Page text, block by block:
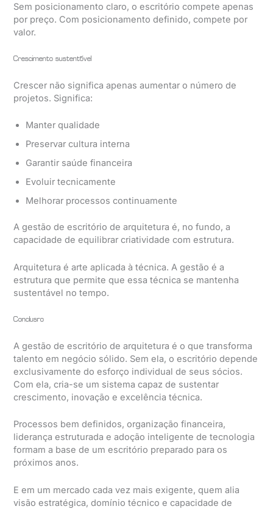
Sem posicionamento claro, o escritório compete apenas
por preço. Com posicionamento definido, compete por
valor.
Crescimento sustentável
Crescer não significa apenas aumentar o número de
projetos. Significa:
Manter qualidade
Preservar cultura interna
Garantir saúde financeira
Evoluir tecnicamente
Melhorar processos continuamente
A gestão de escritório de arquitetura é, no fundo, a
capacidade de equilibrar criatividade com estrutura.
Arquitetura é arte aplicada à técnica. A gestão é a
estrutura que permite que essa técnica se mantenha
sustentável no tempo.
Conclusão
A gestão de escritório de arquitetura é o que transforma
talento em negócio sólido. Sem ela, o escritório depende
exclusivamente do esforço individual de seus sócios.
Com ela, cria-se um sistema capaz de sustentar
crescimento, inovação e excelência técnica.
Processos bem definidos, organização financeira,
liderança estruturada e adoção inteligente de tecnologia
formam a base de um escritório preparado para os
próximos anos.
E em um mercado cada vez mais exigente, quem alia
visão estratégica, domínio técnico e capacidade de